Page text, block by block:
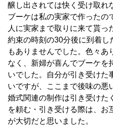
醸し出されては快く受け取れ
ブーケは私の実家で作ったの
人に実家まで取りに来て貰っ
約束の時刻の30分後に到着
もありませんでした。色々あ
なく、新婦が喜んでブーケを
いでした。自分が引き受けた
いですが、ここまで後味の悪
婚式関連の制作は引き受けた
を頼む・引き受ける際は、お
が大切だと思いました。